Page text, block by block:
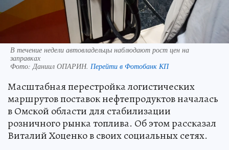
В течение недели автовладельцы наблюдают рост цен на
заправках
Фото:Даниил ОПАРИН. Перейти в Фотобанк КП
Масштабная перестройка логистических
маршрутов поставок нефтепродуктов началась
в Омской области для стабилизации
розничного рынка топлива. Об этом рассказал
Виталий Хоценко в своих социальных сетях.